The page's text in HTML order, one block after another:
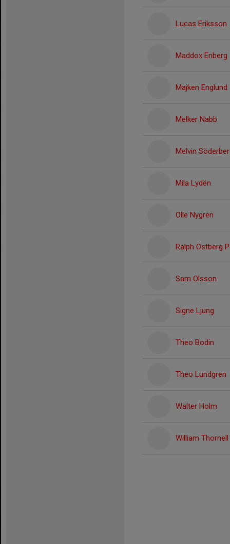
Lucas Eriksson
Maddox Enberg
Majken Englund
Melker Nabb
Melvin
Mila Lydén
Olle Nygren
Ralph Östberg
Sam Olsson
Signe Ljung
Theo Bodin
Theo Lundgren
Walter Holm
William Thornell